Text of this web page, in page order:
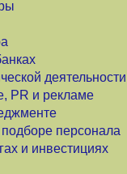
деятельности
PR и рекламе
персонала
и инвестициях